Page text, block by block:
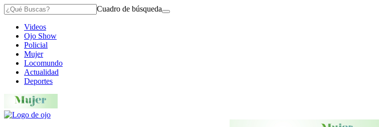
Cuadro de búsqueda
Videos
Ojo Show
Policial
Mujer
Locomundo
Actualidad
Deportes